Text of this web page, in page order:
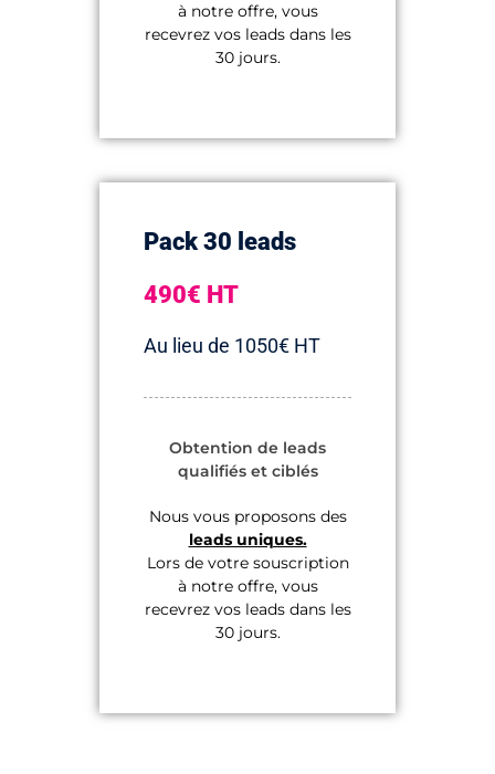
à notre offre, vous
recevrez vos leads dans les
30 jours.
Pack 30 leads
490€ HT
Au lieu de 1050€ HT
Obtention de leads
qualifiés et ciblés
Nous vous proposons des
leads uniques.
Lors de votre souscription
à notre offre, vous
recevrez vos leads dans les
30 jours.